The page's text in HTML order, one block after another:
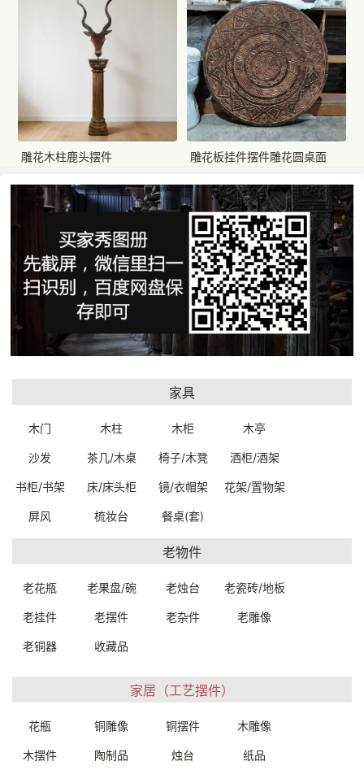
雕花木柱鹿头摆件
F4800W0019999
一口价：30000.00
雕花板挂件摆件雕花圆桌面
F472000019999
一口价：2800.00
F448000049999
大王椰树木雕盘挂件摆件
F436000069999
实木挂件76*4*34cm
家具
木门 木柱 木柜 木亭
沙发 茶几/木桌 椅子/木凳 酒柜/酒架
书柜/书架 床/床头柜 镜/衣帽架 花架/置物架
屏风 梳妆台 餐桌(套)
老物件
老花瓶 老果盘/碗 老烛台 老瓷砖/地板
老挂件 老摆件 老杂件 老雕像
老铜器 收藏品
家居（工艺摆件）
花瓶 铜雕像 铜摆件 木雕像
木摆件 陶制品 烛台 纸品